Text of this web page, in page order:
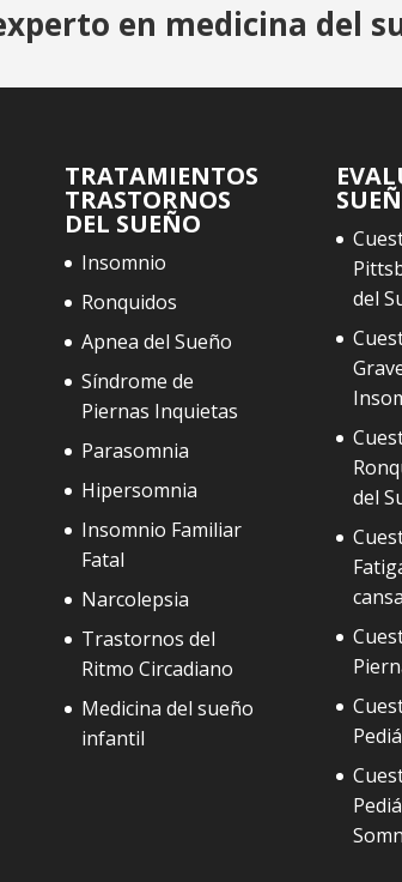
en medicina del
TRATAMIENTOS
TRASTORNOS
DEL SUEÑO
Insomnio
Ronquidos
Apnea del Sueño
Síndrome de
Piernas Inquietas
Parasomnia
Hipersomnia
Insomnio Familiar
Fatal
Narcolepsia
Trastornos del
Ritmo Circadiano
Medicina del sueño
infantil
del
del